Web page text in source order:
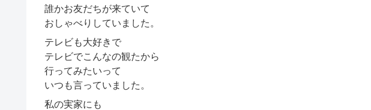
誰かお友だちが来ていて
おしゃべりしていました。
テレビも大好きで
テレビでこんなの観たから
行ってみたいって
いつも言っていました。
私の実家にも